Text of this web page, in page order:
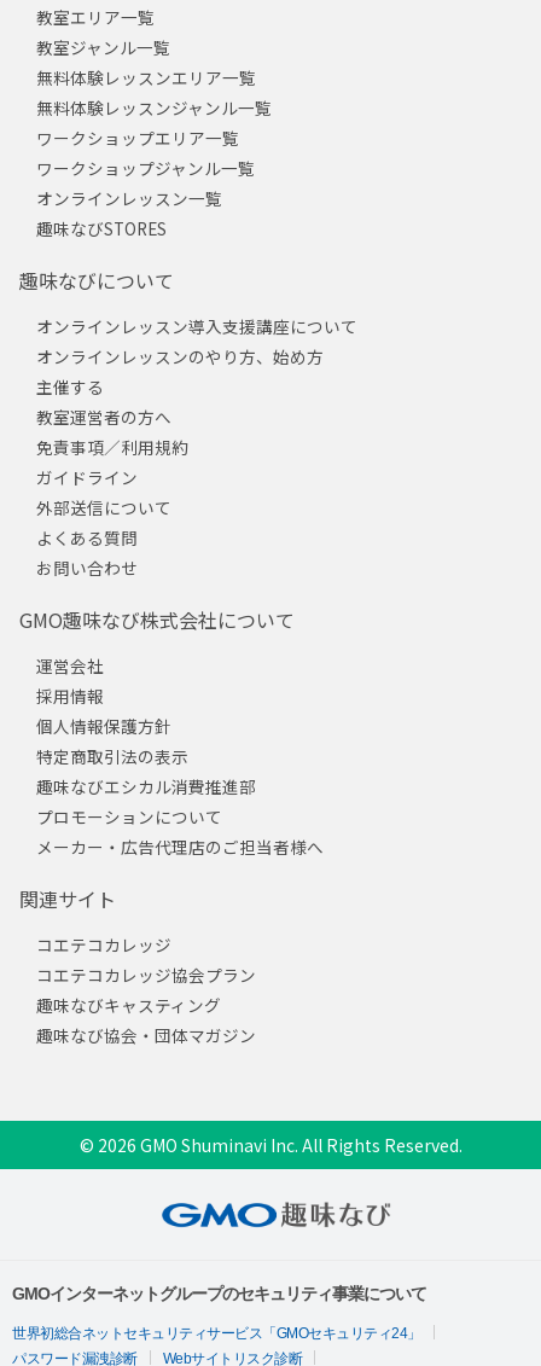
教室エリア一覧
教室ジャンル一覧
無料体験レッスンエリア一覧
無料体験レッスンジャンル一覧
ワークショップエリア一覧
ワークショップジャンル一覧
オンラインレッスン一覧
趣味なびSTORES
趣味なびについて
オンラインレッスン導入支援講座について
オンラインレッスンのやり方、始め方
主催する
教室運営者の方へ
免責事項／利用規約
ガイドライン
外部送信について
よくある質問
お問い合わせ
GMO趣味なび株式会社について
運営会社
採用情報
個人情報保護方針
特定商取引法の表示
趣味なびエシカル消費推進部
プロモーションについて
メーカー・広告代理店のご担当者様へ
関連サイト
コエテコカレッジ
コエテコカレッジ協会プラン
趣味なびキャスティング
趣味なび協会・団体マガジン
© 2026 GMO Shuminavi Inc. All Rights Reserved.